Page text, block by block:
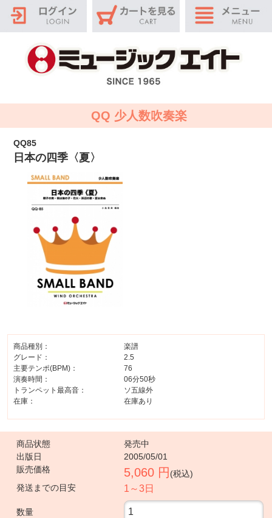
QQ 少人数吹奏楽
QQ85
日本の四季〈夏〉
商品種別：
楽譜
グレード：
2.5
主要テンポ(BPM)：
76
演奏時間：
06分50秒
トランペット最高音：
ソ五線外
在庫：
在庫あり
商品状態
発売中
出版日
2005/05/01
販売価格
5,060 円 (税込)
発送までの目安
1～3日
数量